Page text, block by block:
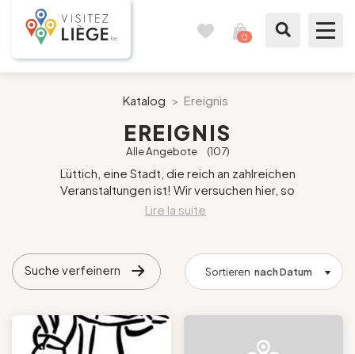
0
Wie ein Bürger von Lüttich
Meinen Aufenthalt vorbereiten
Stadt Lüttich
Presse
Katalog > Ereignis
EREIGNIS
Alle Angebote (107)
Lüttich, eine Stadt, die reich an zahlreichen
Veranstaltungen ist! Wir versuchen hier, so
umfassend wie möglich über das zu berichten, was
Künste nicht universell?
Wir versuchen, so aktuell wie möglich zu sein, aber
es kommt vor, dass Veranstalter ihre Zeiten oder
Veranstaltung bei ihnen zu erkundigen.
Sortieren nach Datum
Suche verfeinern